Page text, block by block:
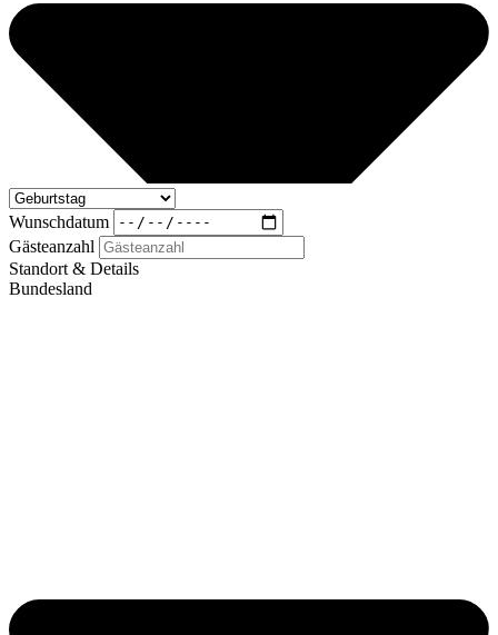
Wunschdatum
Gästeanzahl
Standort & Details
Bundesland